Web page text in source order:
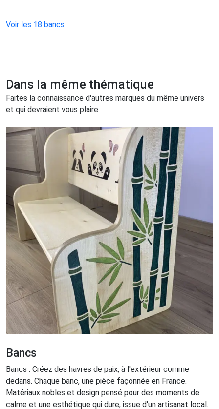
Voir les 18 bancs
Dans la même thématique
Faites la connaissance d'autres marques du même univers
et qui devraient vous plaire
Bancs
Bancs : Créez des havres de paix, à l'extérieur comme
dedans. Chaque banc, une pièce façonnée en France.
Matériaux nobles et design pensé pour des moments de
calme et une esthétique qui dure, issue d'un artisanat local.